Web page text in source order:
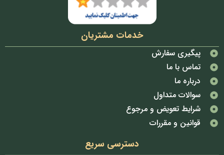
خدمات مشتریان
پیگیری سفارش
تماس با ما
درباره ما
سوالات متداول
شرایط تعویض و مرجوع
قوانین و مقررات
دسترسی سریع